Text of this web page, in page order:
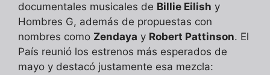
documentales musicales de Billie Eilish y
Hombres G, además de propuestas con
nombres como Zendaya y Robert Pattinson. El
País reunió los estrenos más esperados de
mayo y destacó justamente esa mezcla: